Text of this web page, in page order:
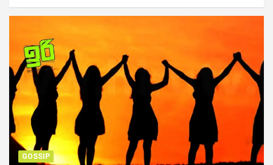
GOSSIP